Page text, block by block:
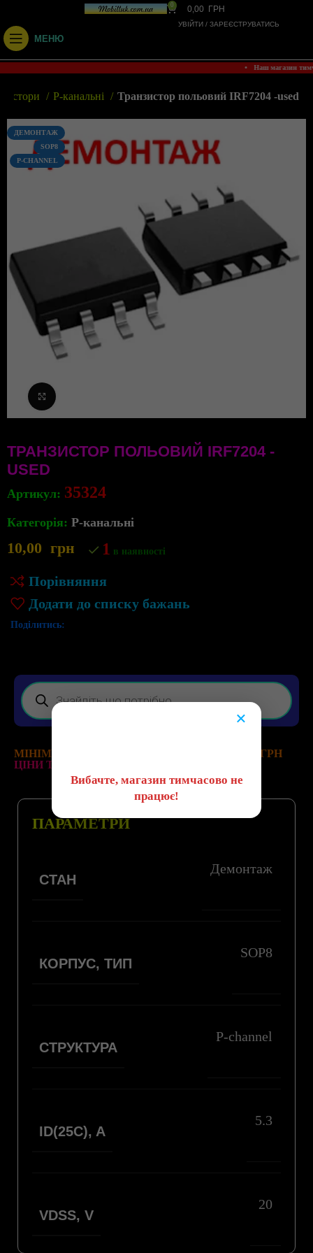
0 0,00 ГРН
УВІЙТИ / ЗАРЕЄСТРУВАТИСЬ
МЕНЮ
• Наш магазин
P-канальні Транзистор польовий IRF7204 -used
ДЕМОНТАЖ
SOP8
P-CHANNEL
ТРАНЗИСТОР ПОЛЬОВИЙ IRF7204 -
USED
Артикул: 35324
Категорія: P-канальні
10,00 грн 1 в наявності
Порівняння
Додати до списку бажань
Поділитись:
МІНІМАЛЬНА ВАРТІСТЬ ЗАМОВЛЕННЯ 200 ГРН
ЦІНИ ТА НАЯВНІСТЬ ТОВАРІВ АКТУАЛЬНІ!
ПАРАМЕТРИ
СТАН
Демонтаж
КОРПУС, ТИП
SOP8
СТРУКТУРА
P-channel
ID(25С), A
5.3
VDSS, V
20
×
Вибачте, магазин тимчасово не
працює!